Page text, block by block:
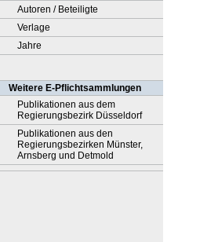
Autoren / Beteiligte
Verlage
Jahre
Weitere E-Pflichtsammlungen
Publikationen aus dem
Regierungsbezirk Düsseldorf
Publikationen aus den
Regierungsbezirken Münster,
Arnsberg und Detmold